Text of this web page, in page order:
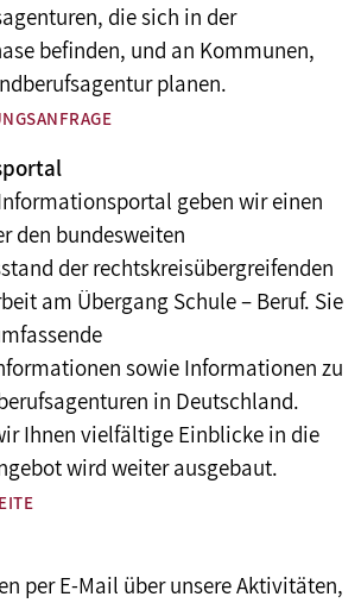
die sich in der
befinden, und an Kommunen,
planen.
geben wir einen
den bundesweiten
der rechtskreisübergreifenden
am Übergang Schule – Beruf. Sie
sowie Informationen zu
in Deutschland.
Ihnen vielfältige Einblicke in die
wird weiter ausgebaut.
per E-Mail über unsere Aktivitäten,